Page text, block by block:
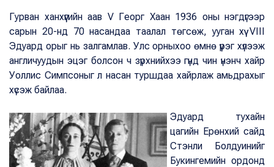
Гурван ханхүүгийн аав V Георг Хаан 1936 оны нэгдүгээр
сарын 20-нд 70 насандаа таалал төгсөж, ууган хүү VIII
Эдуард орыг нь залгамлав. Улс орныхоо өмнө үүрэг хүлээж
англичуудын эцэг болсон ч зүрхнийхээ гүнд чин үнэнч хайр
Уоллис Симпсоныг л насан туршдаа хайрлаж амьдрахыг
хүсэж байлаа.
Эдуард тухайн
цагийн Ерөнхий сайд
Стэнли Болдуинийг
Букингемийн ордонд